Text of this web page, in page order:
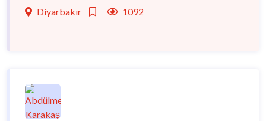
Diyarbakır 1092